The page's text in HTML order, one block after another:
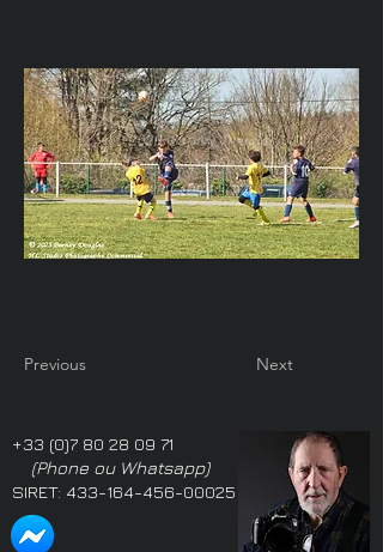
Previous Next
+33 (0)7 80 28 09 71
(Phone ou Whatsapp)
SIRET: 433-164-456-00025